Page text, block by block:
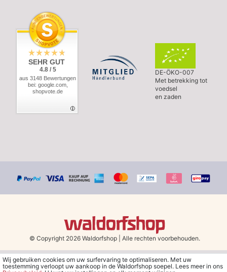
SEHR GUT
4.8 / 5
aus 3148 Bewertungen
bei: google.com,
shopvote.de
DE-ÖKO-007
Met betrekking tot
voedsel
en zaden
© Copyright 2026 Waldorfshop Alle rechten voorbehouden.
*Gratis verzending in Nederland en België vanaf 79 euro bij het
Wij gebruiken cookies om uw surfervaring te optimaliseren. Met uw
toestemming verloopt uw aankoop in de Waldorfshop soepel. Lees meer in ons